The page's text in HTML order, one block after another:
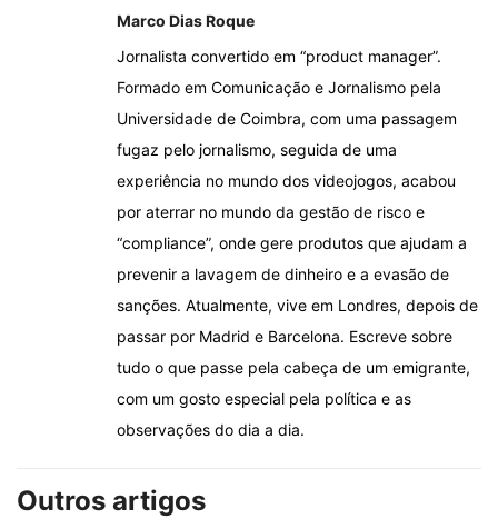
Marco Dias Roque
Jornalista convertido em “product manager”.
Formado em Comunicação e Jornalismo pela
Universidade de Coimbra, com uma passagem
fugaz pelo jornalismo, seguida de uma
experiência no mundo dos videojogos, acabou
por aterrar no mundo da gestão de risco e
“compliance”, onde gere produtos que ajudam a
prevenir a lavagem de dinheiro e a evasão de
sanções. Atualmente, vive em Londres, depois de
passar por Madrid e Barcelona. Escreve sobre
tudo o que passe pela cabeça de um emigrante,
com um gosto especial pela política e as
observações do dia a dia.
Outros artigos